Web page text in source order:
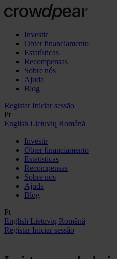
Investir
Obter financiamento
Estatísticas
Recompensas
Sobre nós
Ajuda
Blog
Registar Iniciar sessão
Pt
English Lietuvių Română
Investir
Obter financiamento
Estatísticas
Recompensas
Sobre nós
Ajuda
Blog
Pt
English Lietuvių Română
Registar Iniciar sessão